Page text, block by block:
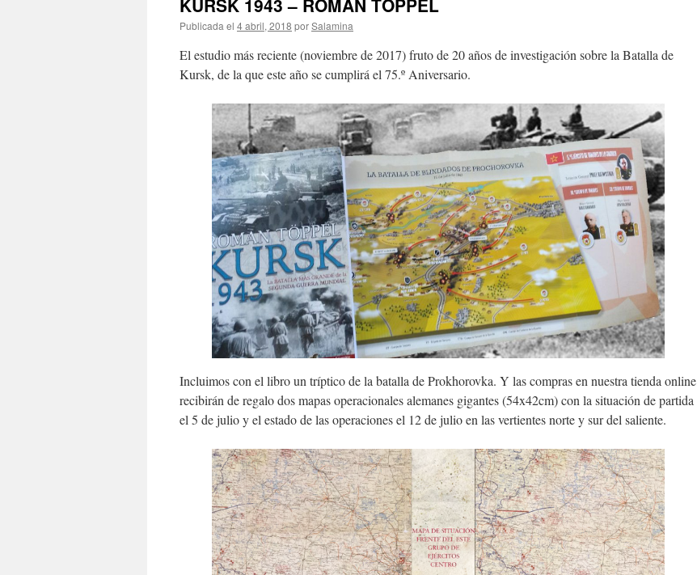
KURSK 1943 – ROMAN TÖPPEL
Publicada el 4 abril, 2018 porSalamina
El estudio más reciente (noviembre de 2017) fruto de 20 años de investigación sobre la Batalla de
Kursk, de la que este año se cumplirá el 75.º Aniversario.
Incluimos con el libro un tríptico de la batalla de Prokhorovka. Y las compras en nuestra tienda online
recibirán de regalo dos mapas operacionales alemanes gigantes (54x42cm) con la situación de partida
el 5 de julio y el estado de las operaciones el 12 de julio en las vertientes norte y sur del saliente.